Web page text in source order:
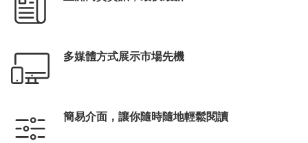
多媒體方式展示市場先機
簡易介面，讓你隨時隨地輕鬆閱讀